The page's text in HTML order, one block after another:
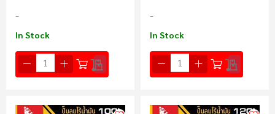
เว็บไซต์ได้ที่นี่ @Line
In Stock
เว็บไซต์ได้ที่นี่ @Line
In Stock